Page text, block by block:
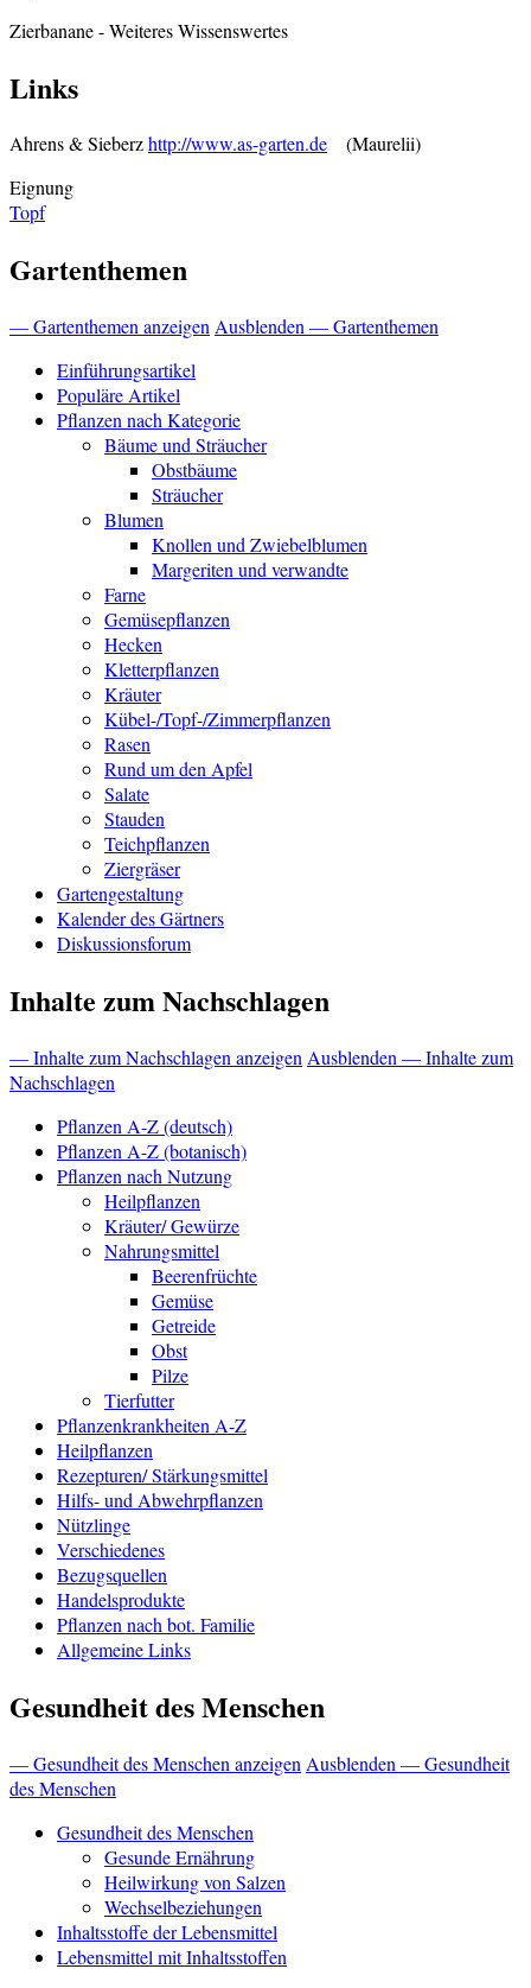
Zierbanane- Weiteres Wissenswertes
Links
Ahrens & Sieberzhttp://www.as-garten.de
(Maurelii)
Eignung
Topf
Gartenthemen
— Gartenthemen anzeigenAusblenden — Gartenthemen
Einführungsartikel
Populäre Artikel
Pflanzen nach Kategorie
Bäume und Sträucher
Obstbäume
Sträucher
Blumen
Knollen und Zwiebelblumen
Margeriten und verwandte
Farne
Gemüsepflanzen
Hecken
Kletterpflanzen
Kräuter
Kübel-/Topf-/Zimmerpflanzen
Rasen
Rund um den Apfel
Salate
Stauden
Teichpflanzen
Ziergräser
Gartengestaltung
Kalender des Gärtners
Diskussionsforum
Inhalte zum Nachschlagen
— Inhalte zum Nachschlagen anzeigen Ausblenden — Inhalte zum
Nachschlagen
Pflanzen A-Z (deutsch)
Pflanzen A-Z (botanisch)
Pflanzen nach Nutzung
Heilpflanzen
Kräuter/ Gewürze
Nahrungsmittel
Beerenfrüchte
Gemüse
Getreide
Obst
Pilze
Tierfutter
Pflanzenkrankheiten A-Z
Heilpflanzen
Rezepturen/ Stärkungsmittel
Hilfs- und Abwehrpflanzen
Nützlinge
Verschiedenes
Bezugsquellen
Handelsprodukte
Pflanzen nach bot. Familie
Allgemeine Links
Gesundheit des Menschen
— Gesundheit des Menschen anzeigen Ausblenden — Gesundheit
des Menschen
Gesundheit des Menschen
Gesunde Ernährung
Heilwirkung von Salzen
Wechselbeziehungen
Inhaltsstoffe der Lebensmittel
Lebensmittel mit Inhaltsstoffen